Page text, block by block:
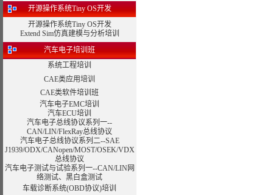
开源操作系统Tiny OS开发
开源操作系统Tiny OS开发
Extend Sim仿真建模与分析培训
汽车电子培训班
系统工程培训
CAE类应用培训
CAE类软件培训班
汽车电子EMC培训
汽车ECU培训
汽车电子总线协议系列一--
CAN/LIN/FlexRay总线协议
汽车电子总线协议系列二--SAE
J1939/ODX/CANopen/MOST/OSEK/VDX
总线协议
汽车电子测试与试验系列一--CAN/LIN网
络测试、黑白盒测试
车载诊断系统(OBD协议)培训